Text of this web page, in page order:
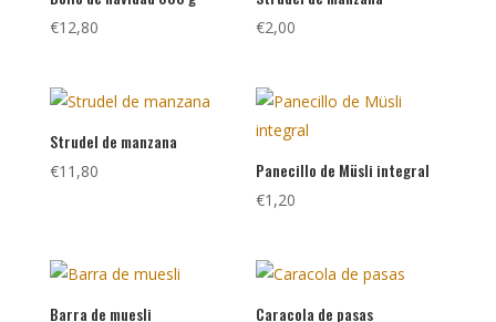
€12,80 €2,00
Strudel de manzana
€11,80 Panecillo de Müsli integral
€1,20
Barra de muesli Caracola de pasas